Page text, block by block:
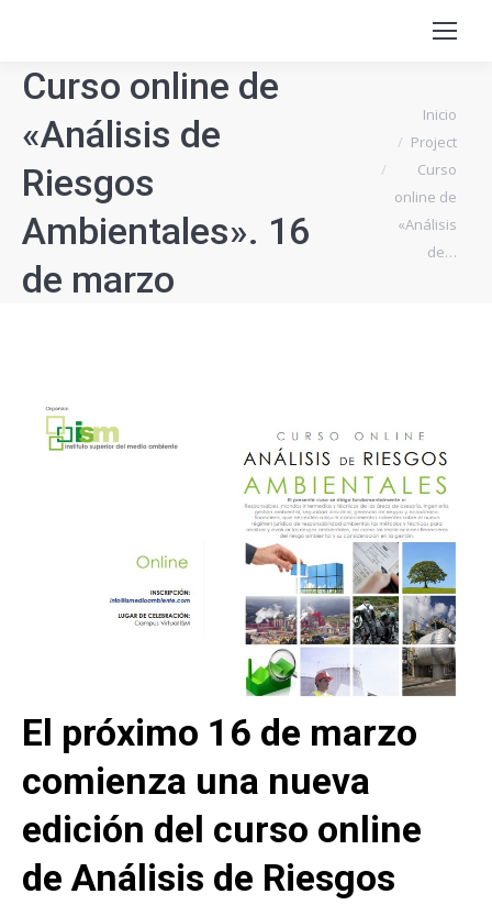
Curso online de
«Análisis de
Riesgos
Ambientales». 16
de marzo
Estás aquí:Inicio
Project
Curso
online de
«Análisis
de…
El próximo 16 de marzo
comienza una nueva
edición del curso online
de Análisis de Riesgos